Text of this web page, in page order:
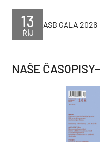
ŘÍJ
13 ASB GALA 2026
NAŠE ČASOPISY